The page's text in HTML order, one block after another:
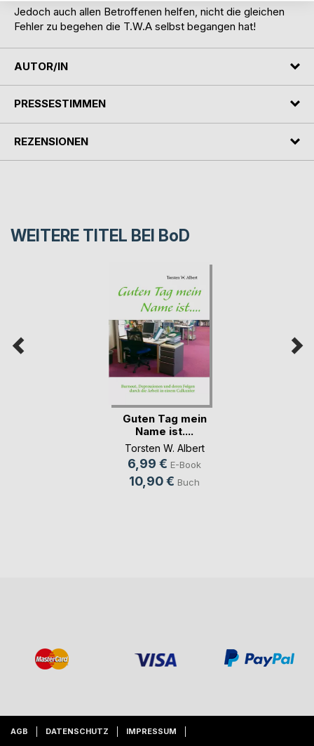
Jedoch auch allen Betroffenen helfen, nicht die gleichen
Fehler zu begehen die T.W.A selbst begangen hat!
AUTOR/IN
PRESSESTIMMEN
REZENSIONEN
WEITERE TITEL BEI BoD
Guten Tag mein
Name ist....
Torsten W. Albert
6,99 € E-Book
10,90 € Buch
AGB DATENSCHUTZ IMPRESSUM